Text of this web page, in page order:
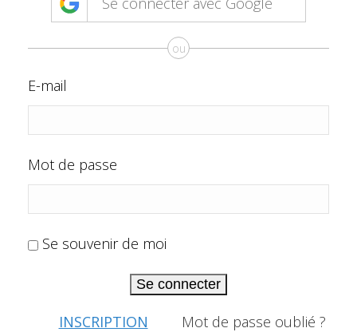
ou
E-mail
Mot de passe
Se souvenir de moi
Se connecter
INSCRIPTION Mot de passe oublié ?